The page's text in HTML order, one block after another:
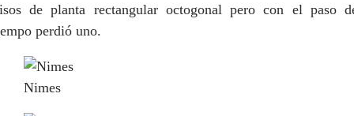
de planta rectangular octogonal pero con el paso
perdió uno.
Nimes